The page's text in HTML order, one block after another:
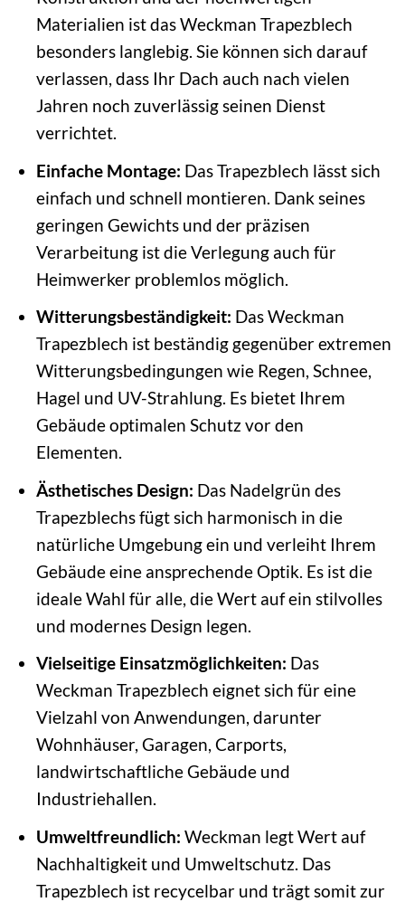
Materialien ist das Weckman Trapezblech
besonders langlebig. Sie können sich darauf
verlassen, dass Ihr Dach auch nach vielen
Jahren noch zuverlässig seinen Dienst
verrichtet.
Einfache Montage: Das Trapezblech lässt sich
einfach und schnell montieren. Dank seines
geringen Gewichts und der präzisen
Verarbeitung ist die Verlegung auch für
Heimwerker problemlos möglich.
Witterungsbeständigkeit: Das Weckman
Trapezblech ist beständig gegenüber extremen
Witterungsbedingungen wie Regen, Schnee,
Hagel und UV-Strahlung. Es bietet Ihrem
Gebäude optimalen Schutz vor den
Elementen.
Ästhetisches Design: Das Nadelgrün des
Trapezblechs fügt sich harmonisch in die
natürliche Umgebung ein und verleiht Ihrem
Gebäude eine ansprechende Optik. Es ist die
ideale Wahl für alle, die Wert auf ein stilvolles
und modernes Design legen.
Vielseitige Einsatzmöglichkeiten: Das
Weckman Trapezblech eignet sich für eine
Vielzahl von Anwendungen, darunter
Wohnhäuser, Garagen, Carports,
landwirtschaftliche Gebäude und
Industriehallen.
Umweltfreundlich: Weckman legt Wert auf
Nachhaltigkeit und Umweltschutz. Das
Trapezblech ist recycelbar und trägt somit zur